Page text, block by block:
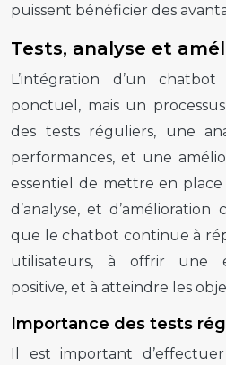
puissent bénéficier des
Tests, analyse et
L’intégration d’un
ponctuel, mais un
des tests réguliers, une
performances, et une
essentiel de mettre en
d’analyse, et
que le chatbot continue à
utilisateurs, à offrir une
positive, et à atteindre les
Importance des tests
Il est important